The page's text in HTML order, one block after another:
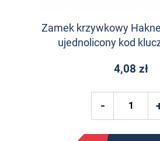
Zamek krzywkowy
ujednolicony kod
4,08 zł